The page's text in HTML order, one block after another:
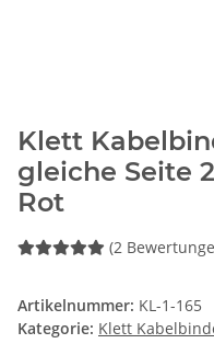
Klett
gleiche Seite
Rot
(2
Artikelnummer: KL-1-165
Kategorie: Klett